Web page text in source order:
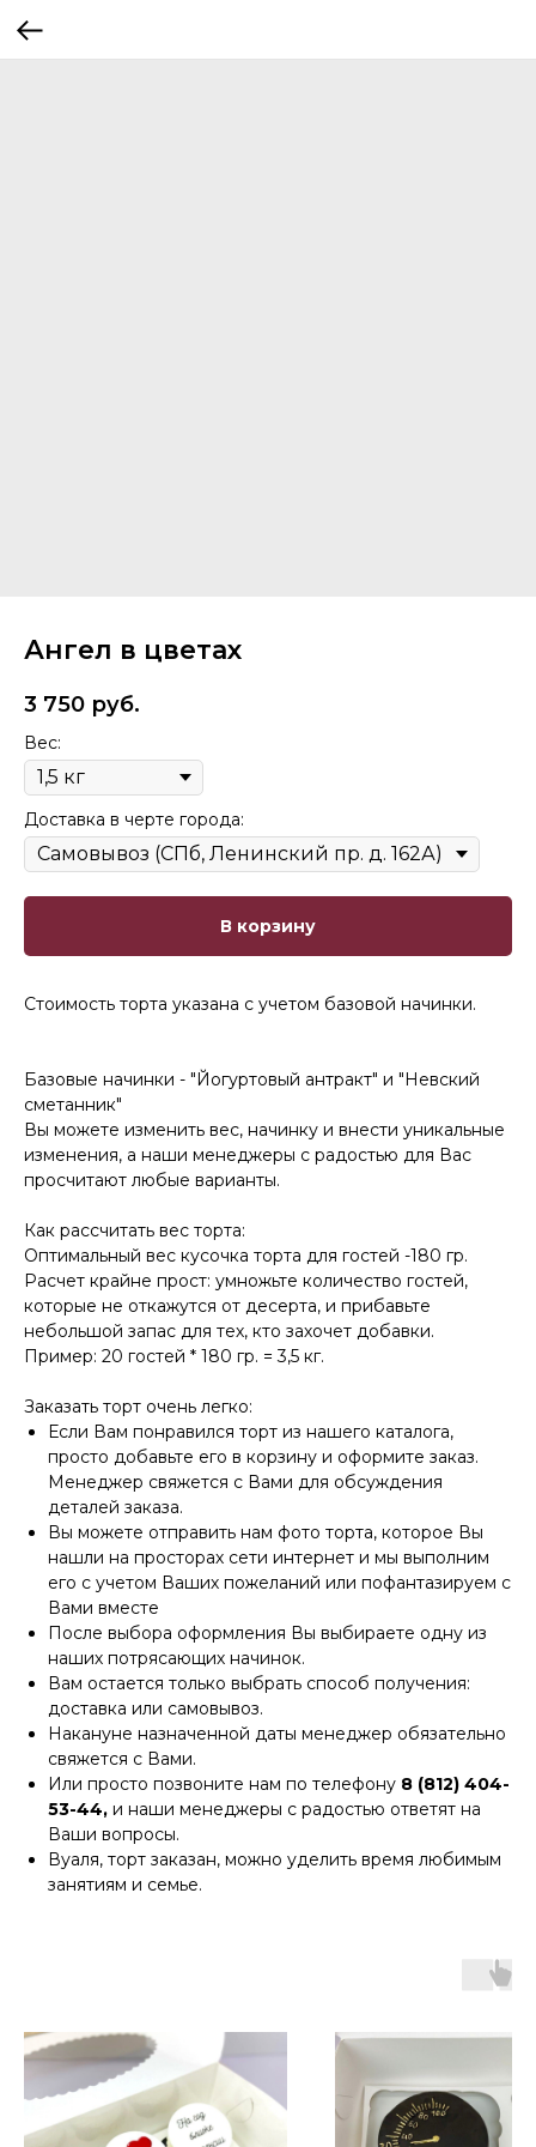
Ангел в цветах
3 750 руб.
Вес:
Доставка в черте города:
В корзину
Стоимость торта указана с учетом базовой начинки.
Базовые начинки - "Йогуртовый антракт" и "Невский
сметанник"
Вы можете изменить вес, начинку и внести уникальные
изменения, а наши менеджеры с радостью для Вас
просчитают любые варианты.
Как рассчитать вес торта:
Оптимальный вес кусочка торта для гостей -180 гр.
Расчет крайне прост: умножьте количество гостей,
которые не откажутся от десерта, и прибавьте
небольшой запас для тех, кто захочет добавки.
Пример: 20 гостей * 180 гр. = 3,5 кг.
Заказать торт очень легко:
Если Вам понравился торт из нашего каталога,
просто добавьте его в корзину и оформите заказ.
Менеджер свяжется с Вами для обсуждения
деталей заказа.
Вы можете отправить нам фото торта, которое Вы
нашли на просторах сети интернет и мы выполним
его с учетом Ваших пожеланий или пофантазируем с
Вами вместе
После выбора оформления Вы выбираете одну из
наших потрясающих начинок.
Вам остается только выбрать способ получения:
доставка или самовывоз.
Накануне назначенной даты менеджер обязательно
свяжется с Вами.
Или просто позвоните нам по телефону 8 (812) 404-
53-44, и наши менеджеры с радостью ответят на
Ваши вопросы.
Вуаля, торт заказан, можно уделить время любимым
занятиям и семье.